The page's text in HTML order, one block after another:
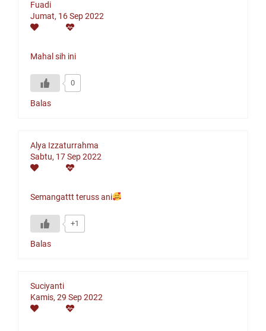
Fuadi
Jumat, 16 Sep 2022
Mahal sih ini
0
Balas
Alya Izzaturrahma
Sabtu, 17 Sep 2022
Semangattt teruss ani
+1
Balas
Suciyanti
Kamis, 29 Sep 2022